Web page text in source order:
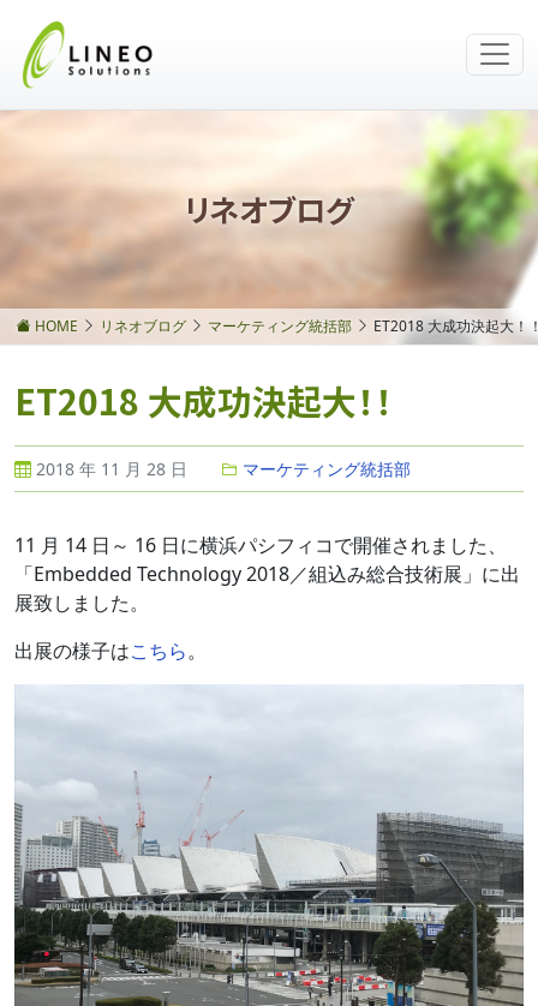
リネオブログ
HOME リネオブログ マーケティング統括部 ET2018 大成功決起大！
ET2018 大成功決起大！！
2018 年 11 月 28 日 マーケティング統括部
11 月 14 日～ 16 日に横浜パシフィコで開催されました、
「Embedded Technology 2018／組込み総合技術展」に出
展致しました。
出展の様子はこちら。